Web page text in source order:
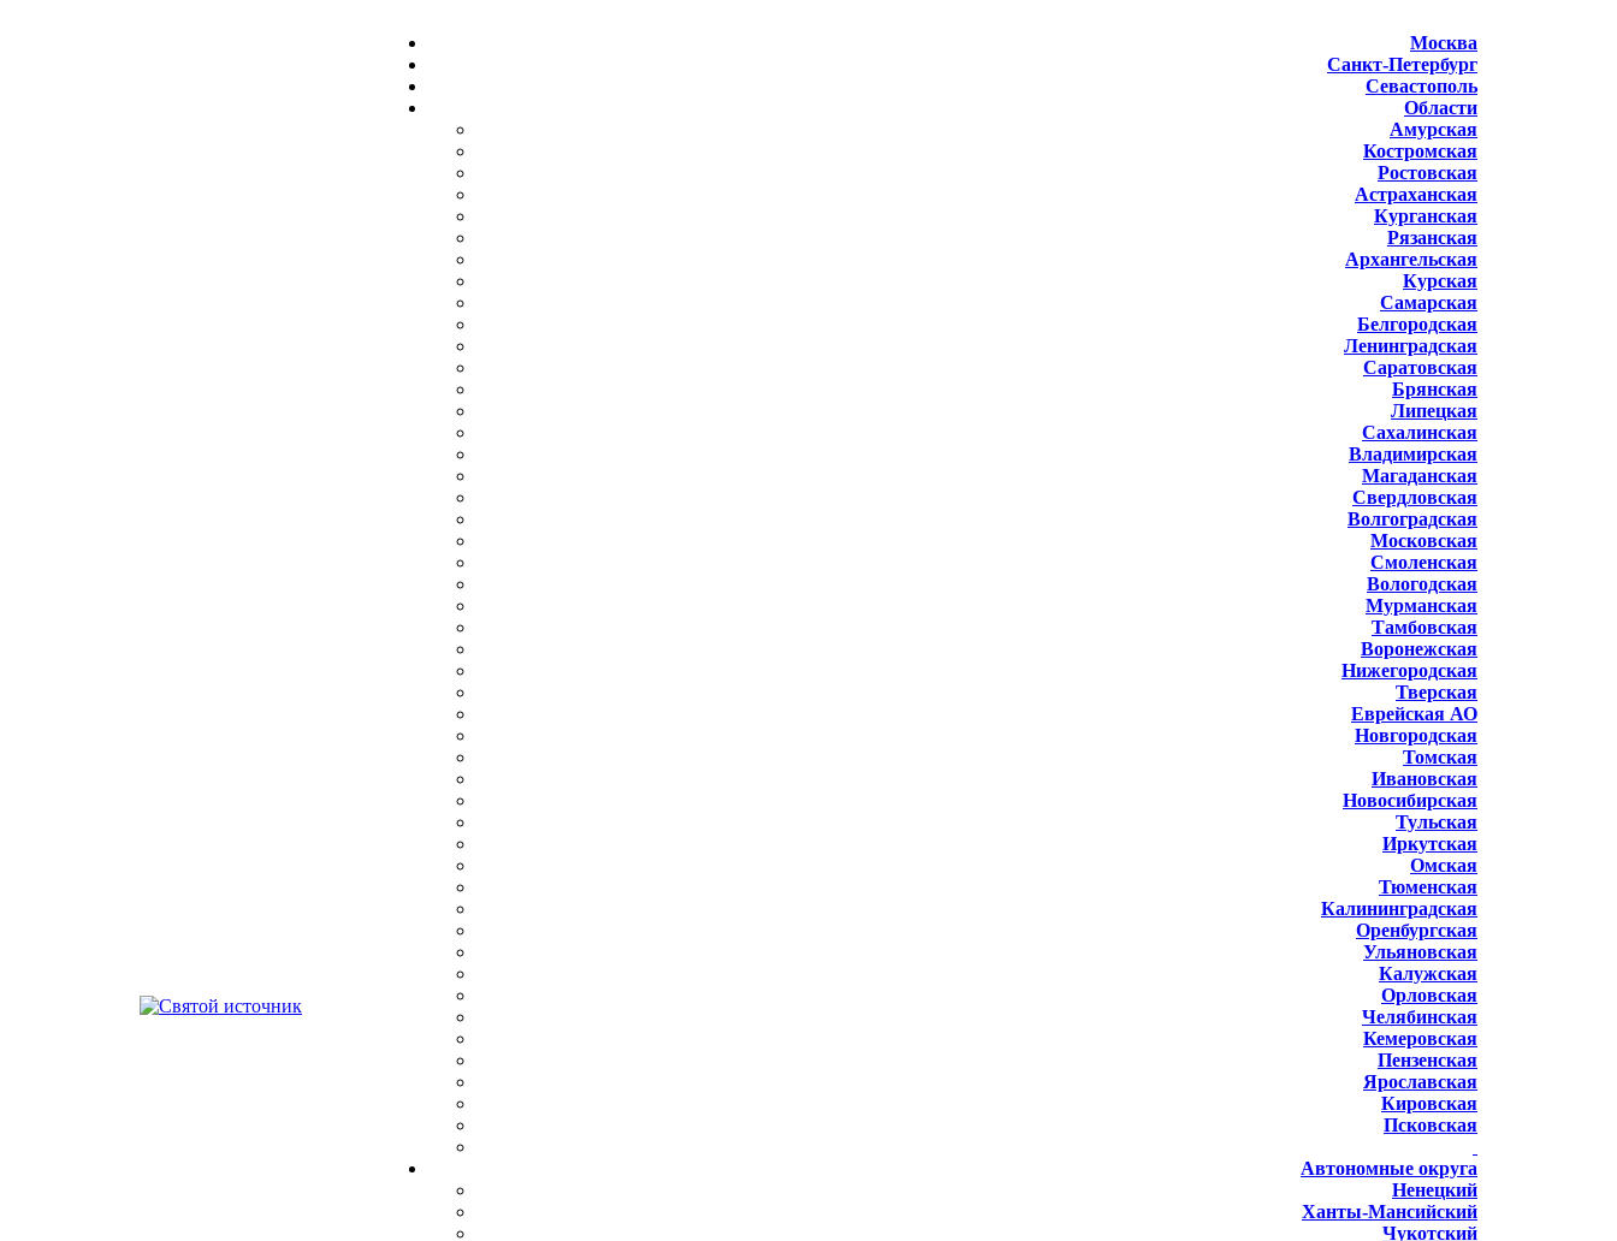
Москва
Санкт-Петербург
Севастополь
Области
Амурская
Костромская
Ростовская
Астраханская
Курганская
Рязанская
Архангельская
Курская
Самарская
Белгородская
Ленинградская
Саратовская
Брянская
Липецкая
Сахалинская
Владимирская
Магаданская
Свердловская
Волгоградская
Московская
Смоленская
Вологодская
Мурманская
Тамбовская
Воронежская
Нижегородская
Тверская
Еврейская АО
Новгородская
Томская
Ивановская
Новосибирская
Тульская
Иркутская
Омская
Тюменская
Калининградская
Оренбургская
Ульяновская
Калужская
Орловская
Челябинская
Кемеровская
Пензенская
Ярославская
Кировская
Псковская
Автономные округа
Ненецкий
Ханты-Мансийский
Чукотский